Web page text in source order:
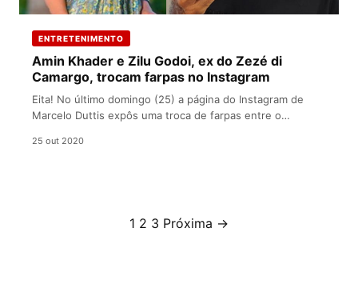
ENTRETENIMENTO
Amin Khader e Zilu Godoi, ex do Zezé di
Camargo, trocam farpas no Instagram
Eita! No último domingo (25) a página do Instagram de
Marcelo Duttis expôs uma troca de farpas entre o
25 out 2020
1 2 3 Próxima →